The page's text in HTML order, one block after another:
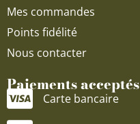
Mes commandes
Points fidélité
Nous contacter
Paiements acceptés
Carte bancaire